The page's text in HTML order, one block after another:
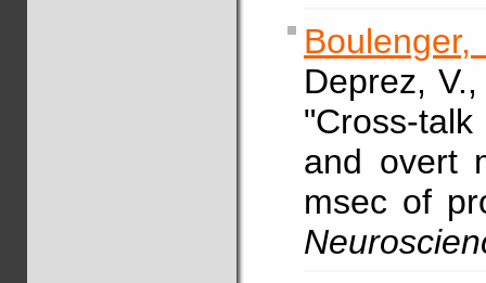
Deprez,
"Cross-
and overt
msec of